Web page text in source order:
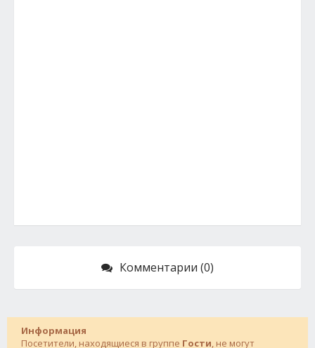
Комментарии (0)
Информация
Посетители, находящиеся в группе Гости, не могут